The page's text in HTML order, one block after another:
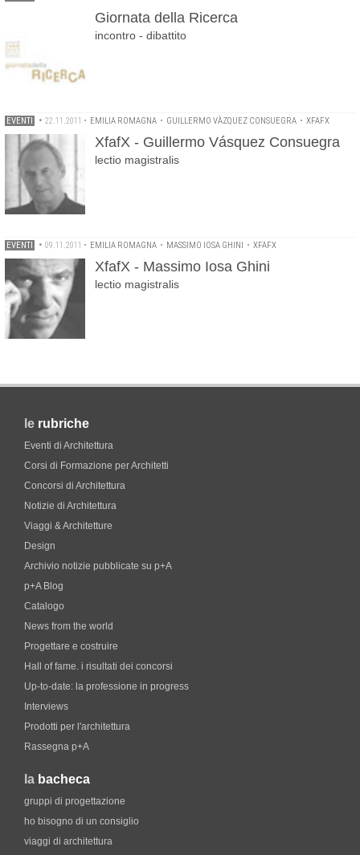
Giornata della Ricerca
incontro - dibattito
EVENTI • 22.11.2011 • EMILIA ROMAGNA • GUILLERMO VÀZQUEZ CONSUEGRA • XFAFX
XfafX - Guillermo Vásquez Consuegra
lectio magistralis
EVENTI • 09.11.2011 • EMILIA ROMAGNA • MASSIMO IOSA GHINI • XFAFX
XfafX - Massimo Iosa Ghini
lectio magistralis
le rubriche
Eventi di Architettura
Corsi di Formazione per Architetti
Concorsi di Architettura
Notizie di Architettura
Viaggi & Architetture
Design
Archivio notizie pubblicate su p+A
p+A Blog
Catalogo
News from the world
Progettare e costruire
Hall of fame. i risultati dei concorsi
Up-to-date: la professione in progress
Interviews
Prodotti per l'architettura
Rassegna p+A
la bacheca
gruppi di progettazione
ho bisogno di un consiglio
viaggi di architettura